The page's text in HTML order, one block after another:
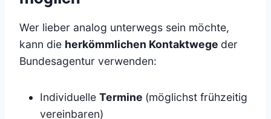
Wer lieber analog unterwegs sein möchte,
kann die herkömmlichen Kontaktwege der
Bundesagentur verwenden:
Individuelle Termine (möglichst frühzeitig
vereinbaren)